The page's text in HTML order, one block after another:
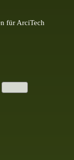
für ArciTech